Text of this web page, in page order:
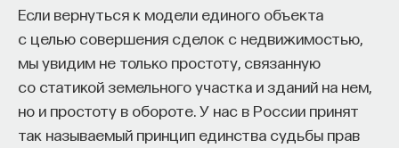
Если вернуться к модели единого объекта
с целью совершения сделок с недвижимостью,
мы увидим не только простоту, связанную
со статикой земельного участка и зданий на нем,
но и простоту в обороте. У нас в России принят
так называемый принцип единства судьбы прав
редактор ПостНауки
ИСКУССТВЕННЫЙ ИНТЕЛЛЕКТ
220 публикаций